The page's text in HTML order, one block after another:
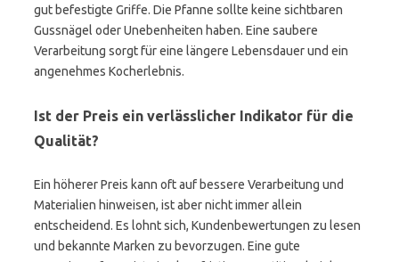
gut befestigte Griffe. Die Pfanne sollte keine sichtbaren
Gussnägel oder Unebenheiten haben. Eine saubere
Verarbeitung sorgt für eine längere Lebensdauer und ein
angenehmes Kocherlebnis.
Ist der Preis ein verlässlicher Indikator für die
Qualität?
Ein höherer Preis kann oft auf bessere Verarbeitung und
Materialien hinweisen, ist aber nicht immer allein
entscheidend. Es lohnt sich, Kundenbewertungen zu lesen
und bekannte Marken zu bevorzugen. Eine gute